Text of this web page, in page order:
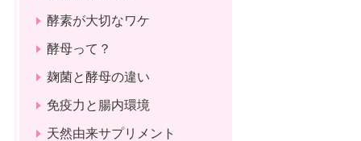
酵素が大切なワケ
酵母って？
麹菌と酵母の違い
免疫力と腸内環境
天然由来サプリメント